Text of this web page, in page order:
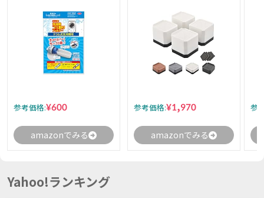
参考価格:¥600
amazonでみる
参考価格:¥1,970
amazonでみる
参
Yahoo!ランキング